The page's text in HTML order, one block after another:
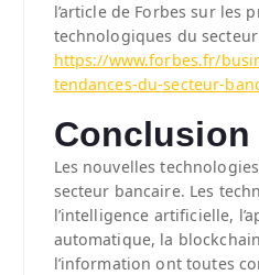
l’article de Forbes sur les
technologiques du
https://www.forbes.fr/
tendances-du-secteur-
Conclusion
Les nouvelles
secteur bancaire. Les
l’intelligence artificielle,
automatique, la
l’information ont toutes